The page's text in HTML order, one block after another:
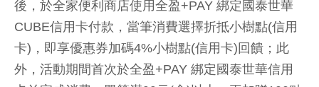
後，於全家便利商店使用全盈+PAY 綁定國泰世華
CUBE信用卡付款，當筆消費選擇折抵小樹點(信用
卡)，即享優惠券加碼4%小樹點(信用卡)回饋；此
外，活動期間首次於全盈+PAY 綁定國泰世華信用